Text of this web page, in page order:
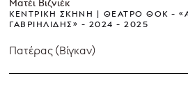
Ματέι Βιζνιέκ
ΚΕΝΤΡΙΚΉ ΣΚΗΝΉ
ΘΈΑΤΡΟ ΘΟΚ -
ΓΑΒΡΙΗΛΊΔΗΣ»
2024 - 2025
Πατέρας (Βίγκαν)